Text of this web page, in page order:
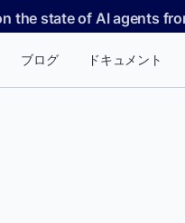
the state of AI agents
ブログ ドキュメント